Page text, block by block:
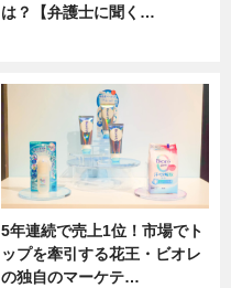
は？【弁護士に聞く…
5年連続で売上1位！市場でト
ップを牽引する花王・ビオレ
の独自のマーケテ…